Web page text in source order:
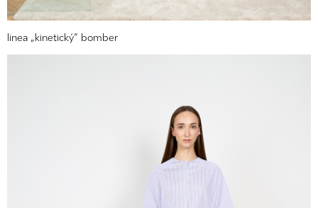
linea „kinetický“ bomber